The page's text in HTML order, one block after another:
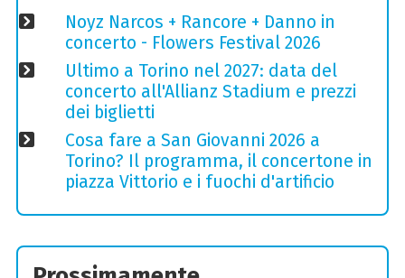
Noyz Narcos + Rancore + Danno in
concerto - Flowers Festival 2026
Ultimo a Torino nel 2027: data del
concerto all'Allianz Stadium e prezzi
dei biglietti
Cosa fare a San Giovanni 2026 a
Torino? Il programma, il concertone in
piazza Vittorio e i fuochi d'artificio